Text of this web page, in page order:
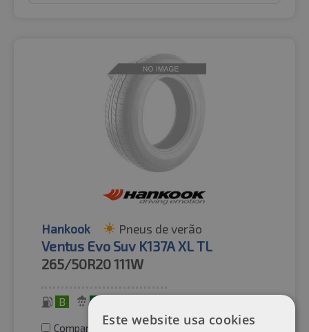
Hankook Pneus de verão
Ventus Evo Suv K137A XL TL
265/50R20111W
B A
Comparar pneus
Este website usa cookies